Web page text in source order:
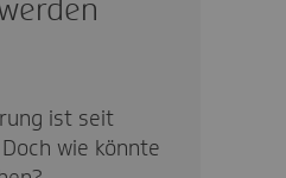
ist seit
Doch wie könnte